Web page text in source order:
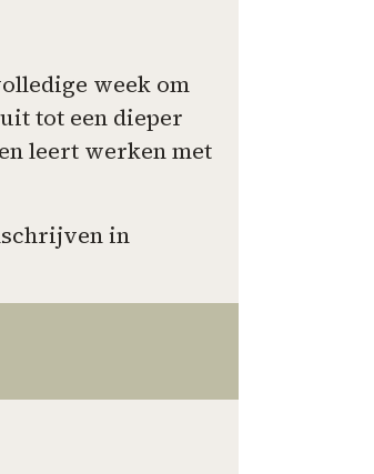
week om
tot een dieper
leert werken met
in